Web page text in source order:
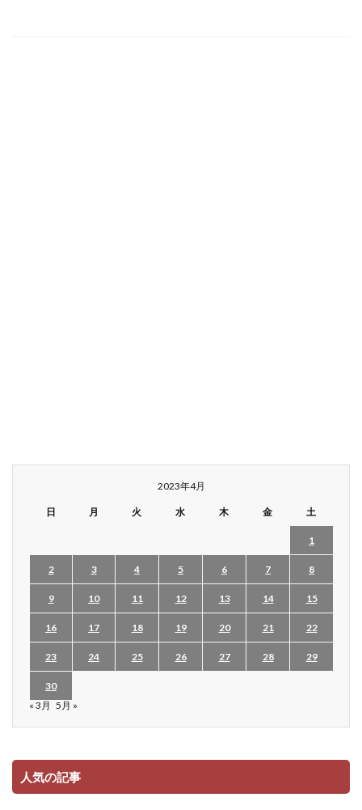
2023年4月
日 月 火 水 木 金 土
1
2 3 4 5 6 7 8
9 10 11 12 13 14 15
16 17 18 19 20 21 22
23 24 25 26 27 28 29
30
« 3月 5月 »
人気の記事